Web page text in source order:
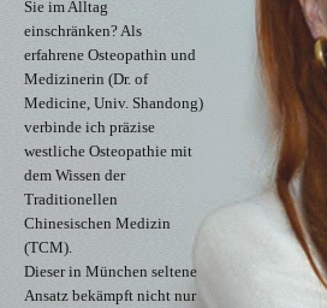
Sie im Alltag
einschränken? Als
erfahrene Osteopathin und
Medizinerin (Dr. of
Medicine, Univ. Shandong)
verbinde ich präzise
westliche Osteopathie mit
dem Wissen der
Traditionellen
Chinesischen Medizin
(TCM).
Dieser in München seltene
Ansatz bekämpft nicht nur